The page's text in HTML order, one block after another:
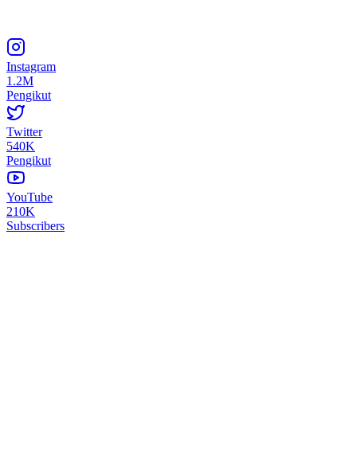
Instagram
1.2M
Pengikut
Twitter
540K
Pengikut
YouTube
210K
Subscribers